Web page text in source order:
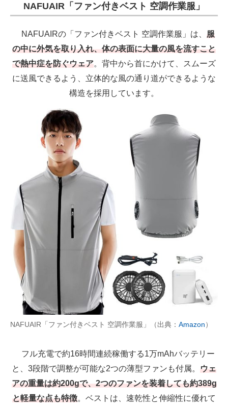
NAFUAIR「ファン付きベスト 空調作業服」
NAFUAIRの「ファン付きベスト 空調作業服」は、 服
の中に外気を取り入れ、体の表面に大量の風を流すこと
で熱中症を防ぐウェア。背中から首にかけて、スムーズ
に送風できるよう、立体的な風の通り道ができるような
構造を採用しています。
NAFUAIR「ファン付きベスト 空調作業服」（出典： Amazon）
フル充電で約16時間連続稼働する1万mAhバッテリー
と、3段階で調整が可能な2つの薄型ファンも付属。 ウェ
アの重量は約200gで、2つのファンを装着しても約389g
と軽量な点も特徴。ベストは、速乾性と伸縮性に優れて